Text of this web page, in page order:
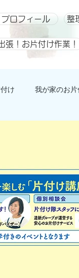
プロフィール 整
張！お片付け作業！
け 我が家のお片
アルバム